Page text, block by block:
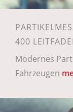
400
Modernes
Fahrzeugen